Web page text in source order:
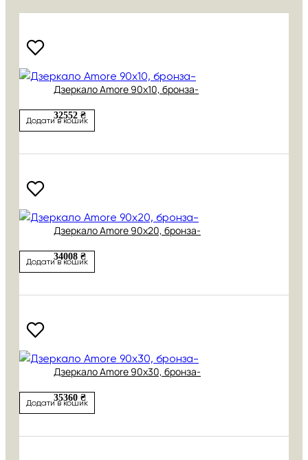
Дзеркало Amore 90х10, бронза-
32552 ₴
Додати в кошик
Дзеркало Amore 90х20, бронза-
34008 ₴
Додати в кошик
Дзеркало Amore 90х30, бронза-
35360 ₴
Додати в кошик